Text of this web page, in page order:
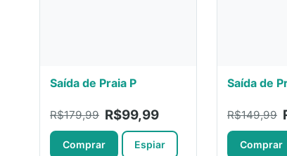
Saída de Praia P
R$179,99 R$99,99
Comprar Espiar
Saída de
R$149,99
Comprar